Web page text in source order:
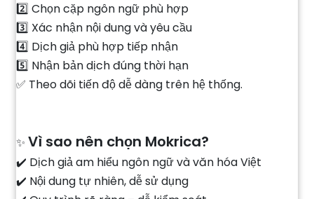
2️⃣ Chọn cặp ngôn ngữ phù hợp
3️⃣ Xác nhận nội dung và yêu cầu
4️⃣ Dịch giả phù hợp tiếp nhận
5️⃣ Nhận bản dịch đúng thời hạn
✅ Theo dõi tiến độ dễ dàng trên hệ thống.
✨Vì sao nên chọn Mokrica?
✔️ Dịch giả am hiểu ngôn ngữ và văn hóa Việt
✔️ Nội dung tự nhiên, dễ sử dụng